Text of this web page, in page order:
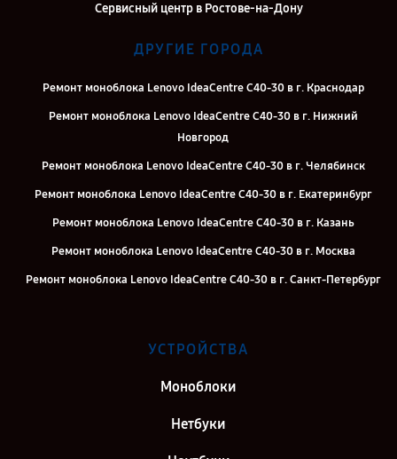
Сервисный центр в Ростове-на-Дону
ДРУГИЕ ГОРОДА
Ремонт моноблока Lenovo IdeaCentre C40-30 в г. Краснодар
Ремонт моноблока Lenovo IdeaCentre C40-30 в г. Нижний
Новгород
Ремонт моноблока Lenovo IdeaCentre C40-30 в г. Челябинск
Ремонт моноблока Lenovo IdeaCentre C40-30 в г. Екатеринбург
Ремонт моноблока Lenovo IdeaCentre C40-30 в г. Казань
Ремонт моноблока Lenovo IdeaCentre C40-30 в г. Москва
Ремонт моноблока Lenovo IdeaCentre C40-30 в г. Санкт-Петербург
УСТРОЙСТВА
Моноблоки
Нетбуки